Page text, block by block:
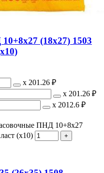
(18х27) 1503
х 201.26 ₽
х 201.26 ₽
х 2012.6 ₽
ПНД 10+8х27
(х10)